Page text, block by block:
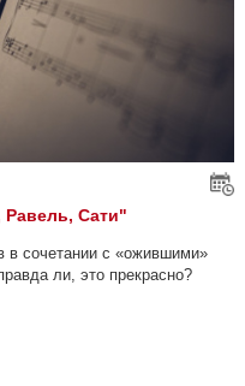
Сати"
в сочетании с «ожившими»
ли, это прекрасно?